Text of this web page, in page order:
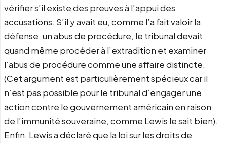
vérifier s’il existe des preuves à l’appui des
accusations. S’il y avait eu, comme l’a fait valoir la
défense, un abus de procédure, le tribunal devait
quand même procéder à l’extradition et examiner
l’abus de procédure comme une affaire distincte.
(Cet argument est particulièrement spécieux car il
n’est pas possible pour le tribunal d’engager une
action contre le gouvernement américain en raison
de l’immunité souveraine, comme Lewis le sait bien).
Enfin, Lewis a déclaré que la loi sur les droits de